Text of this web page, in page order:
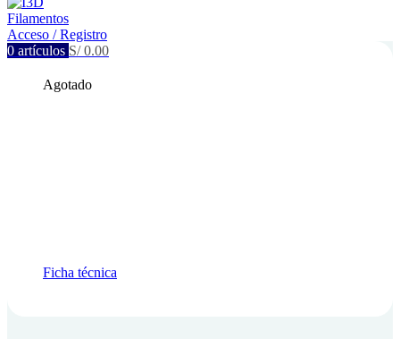
Acceso / Registro
0 artículos S/0.00
Agotado
Ficha técnica